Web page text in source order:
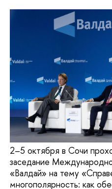
2–5 октября в Сочи
заседание
«Валдай» на тему
многополярность: как